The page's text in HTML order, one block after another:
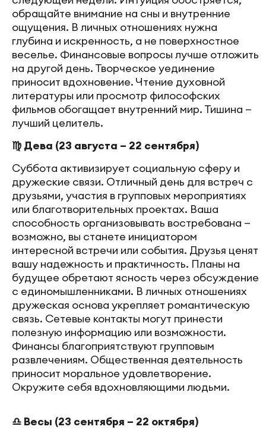
обращайте внимание на сны и внутренние
ощущения. В личных отношениях нужна
глубина и искренность, а не поверхностное
веселье. Финансовые вопросы лучше отложить
на другой день. Творческое уединение
приносит вдохновение. Чтение духовной
литературы или просмотр философских
фильмов обогащает внутренний мир. Тишина —
лучший целитель.
♍ Дева (23 августа – 22 сентября)
Суббота активизирует социальную сферу и
дружеские связи. Отличный день для встреч с
друзьями, участия в групповых мероприятиях
или благотворительных проектах. Ваша
способность организовывать востребована —
возможно, вы станете инициатором
интересной встречи или события. Друзья ценят
вашу надежность и практичность. Планы на
будущее обретают ясность через обсуждение
с единомышленниками. В личных отношениях
дружеская основа укрепляет романтическую
связь. Сетевые контакты могут принести
полезную информацию или возможности.
Финансы благоприятствуют групповым
развлечениям. Общественная деятельность
приносит моральное удовлетворение.
Окружите себя вдохновляющими людьми.
♎ Весы (23 сентября – 22 октября)